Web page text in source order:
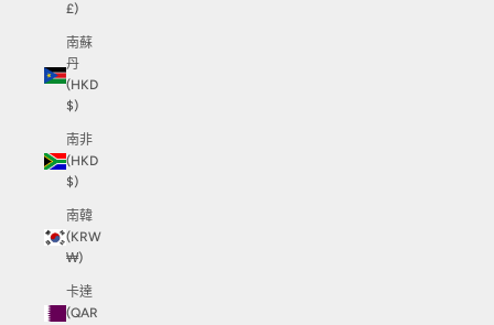
£)
南蘇
丹
(HKD
$)
南非
(HKD
$)
南韓
(KRW
₩)
卡達
(QAR